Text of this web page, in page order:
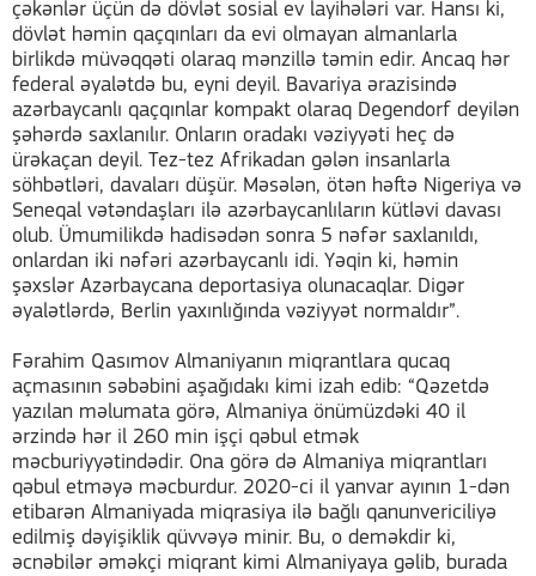
çəkənlər üçün də dövlət sosial ev layihələri var. Hansı ki,
dövlət həmin qaçqınları da evi olmayan almanlarla
birlikdə müvəqqəti olaraq mənzillə təmin edir. Ancaq hər
federal əyalətdə bu, eyni deyil. Bavariya ərazisində
azərbaycanlı qaçqınlar kompakt olaraq Degendorf deyilən
şəhərdə saxlanılır. Onların oradakı vəziyyəti heç də
ürəkaçan deyil. Tez-tez Afrikadan gələn insanlarla
söhbətləri, davaları düşür. Məsələn, ötən həftə Nigeriya və
Seneqal vətəndaşları ilə azərbaycanlıların kütləvi davası
olub. Ümumilikdə hadisədən sonra 5 nəfər saxlanıldı,
onlardan iki nəfəri azərbaycanlı idi. Yəqin ki, həmin
şəxslər Azərbaycana deportasiya olunacaqlar. Digər
əyalətlərdə, Berlin yaxınlığında vəziyyət normaldır”.
Fərahim Qasımov Almaniyanın miqrantlara qucaq
açmasının səbəbini aşağıdakı kimi izah edib: “Qəzetdə
yazılan məlumata görə, Almaniya önümüzdəki 40 il
ərzində hər il 260 min işçi qəbul etmək
məcburiyyətindədir. Ona görə də Almaniya miqrantları
qəbul etməyə məcburdur. 2020-ci il yanvar ayının 1-dən
etibarən Almaniyada miqrasiya ilə bağlı qanunvericiliyə
edilmiş dəyişiklik qüvvəyə minir. Bu, o deməkdir ki,
əcnəbilər əməkçi miqrant kimi Almaniyaya gəlib, burada